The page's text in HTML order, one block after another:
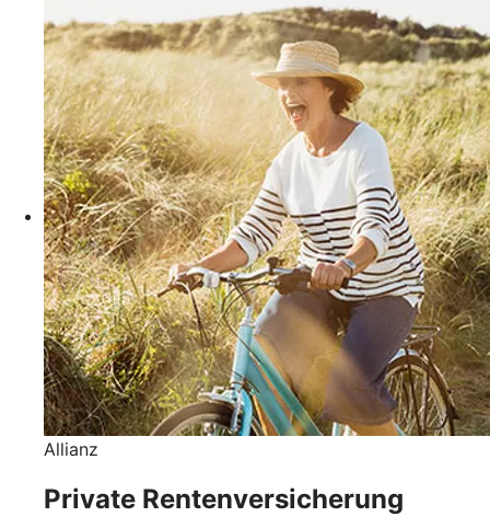
Allianz
Private Rentenversicherung